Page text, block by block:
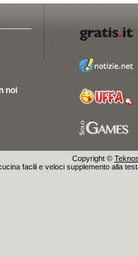
noi
Copyright ©
facili e veloci supplemento alla